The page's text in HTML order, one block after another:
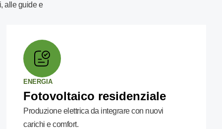
alle guide e
ENERGIA
Fotovoltaico residenziale
Produzione elettrica da integrare con nuovi
carichi e comfort.